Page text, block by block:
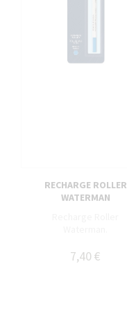
RECHARGE ROLLER
WATERMAN
7,40 €